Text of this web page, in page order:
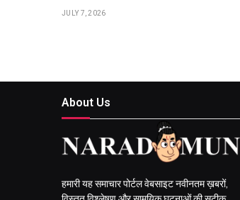
JULY 7, 2026
About Us
हमारी यह समाचार पोर्टल वेबसाइट नवीनतम ख़बरों,